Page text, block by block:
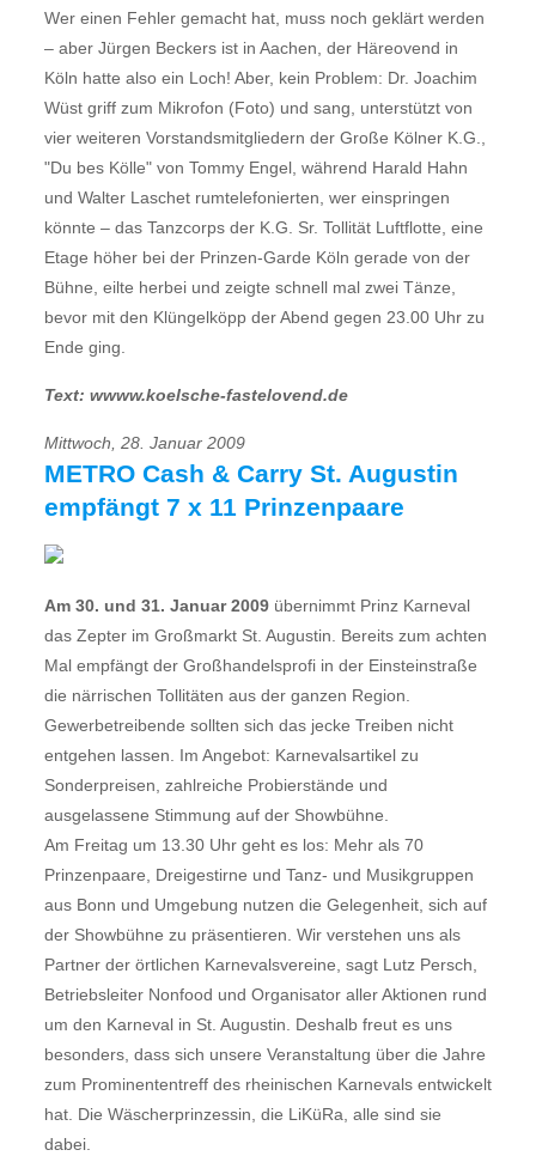
Wer einen Fehler gemacht hat, muss noch geklärt werden
– aber Jürgen Beckers ist in Aachen, der Häreovend in
Köln hatte also ein Loch! Aber, kein Problem: Dr. Joachim
Wüst griff zum Mikrofon (Foto) und sang, unterstützt von
vier weiteren Vorstandsmitgliedern der Große Kölner K.G.,
"Du bes Kölle" von Tommy Engel, während Harald Hahn
und Walter Laschet rumtelefonierten, wer einspringen
könnte – das Tanzcorps der K.G. Sr. Tollität Luftflotte, eine
Etage höher bei der Prinzen-Garde Köln gerade von der
Bühne, eilte herbei und zeigte schnell mal zwei Tänze,
bevor mit den Klüngelköpp der Abend gegen 23.00 Uhr zu
Ende ging.
Text: wwww.koelsche-fastelovend.de
Mittwoch, 28. Januar 2009
METRO Cash & Carry St. Augustin
empfängt 7 x 11 Prinzenpaare
Am 30. und 31. Januar 2009übernimmt Prinz Karneval
das Zepter im Großmarkt St. Augustin. Bereits zum achten
Mal empfängt der Großhandelsprofi in der Einsteinstraße
die närrischen Tollitäten aus der ganzen Region.
Gewerbetreibende sollten sich das jecke Treiben nicht
entgehen lassen. Im Angebot: Karnevalsartikel zu
Sonderpreisen, zahlreiche Probierstände und
ausgelassene Stimmung auf der Showbühne.
Am Freitag um 13.30 Uhr geht es los: Mehr als 70
Prinzenpaare, Dreigestirne und Tanz- und Musikgruppen
aus Bonn und Umgebung nutzen die Gelegenheit, sich auf
der Showbühne zu präsentieren. Wir verstehen uns als
Partner der örtlichen Karnevalsvereine, sagt Lutz Persch,
Betriebsleiter Nonfood und Organisator aller Aktionen rund
um den Karneval in St. Augustin. Deshalb freut es uns
besonders, dass sich unsere Veranstaltung über die Jahre
zum Prominententreff des rheinischen Karnevals entwickelt
hat. Die Wäscherprinzessin, die LiKüRa, alle sind sie
dabei.